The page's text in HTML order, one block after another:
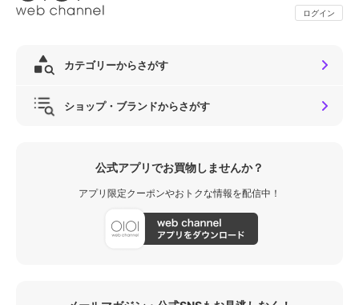
ログイン
カテゴリーからさがす
ショップ・ブランドからさがす
公式アプリでお買物しませんか？
アプリ限定クーポンやおトクな情報を配信中！